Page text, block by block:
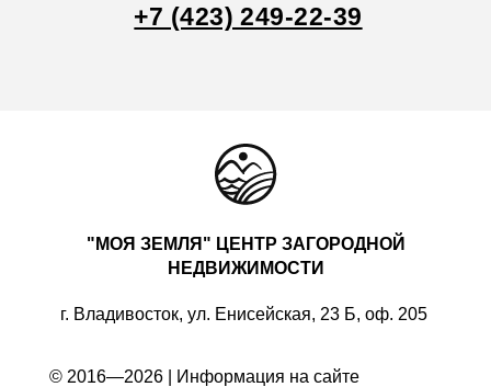
+7 (423) 249-22-39
"МОЯ ЗЕМЛЯ" ЦЕНТР ЗАГОРОДНОЙ
НЕДВИЖИМОСТИ
г. Владивосток, ул. Енисейская, 23 Б, оф. 205
© 2016—2026 | Информация на сайте